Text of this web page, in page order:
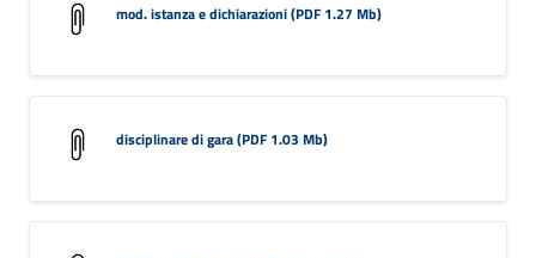
mod. istanza e dichiarazioni (PDF 1.27 Mb)
disciplinare di gara (PDF 1.03 Mb)